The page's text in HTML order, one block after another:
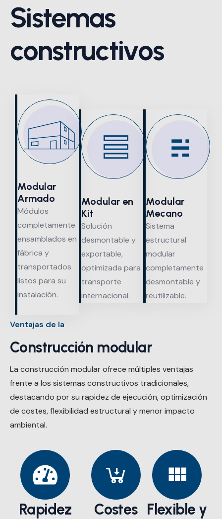
Sistemas
constructivos
Modular
Armado
Módulos
completamente
ensamblados en
fábrica y
transportados
listos para su
instalación.
Modular en
Kit
Solución
desmontable y
exportable,
optimizada para
transporte
internacional.
Modular
Mecano
Sistema
estructural
modular
completamente
desmontable y
reutilizable.
Ventajas de la
Construcción modular
La construcción modular ofrece múltiples ventajas
frente a los sistemas constructivos tradicionales,
destacando por su rapidez de ejecución, optimización
de costes, flexibilidad estructural y menor impacto
ambiental.
Rapidez
Costes Flexible y